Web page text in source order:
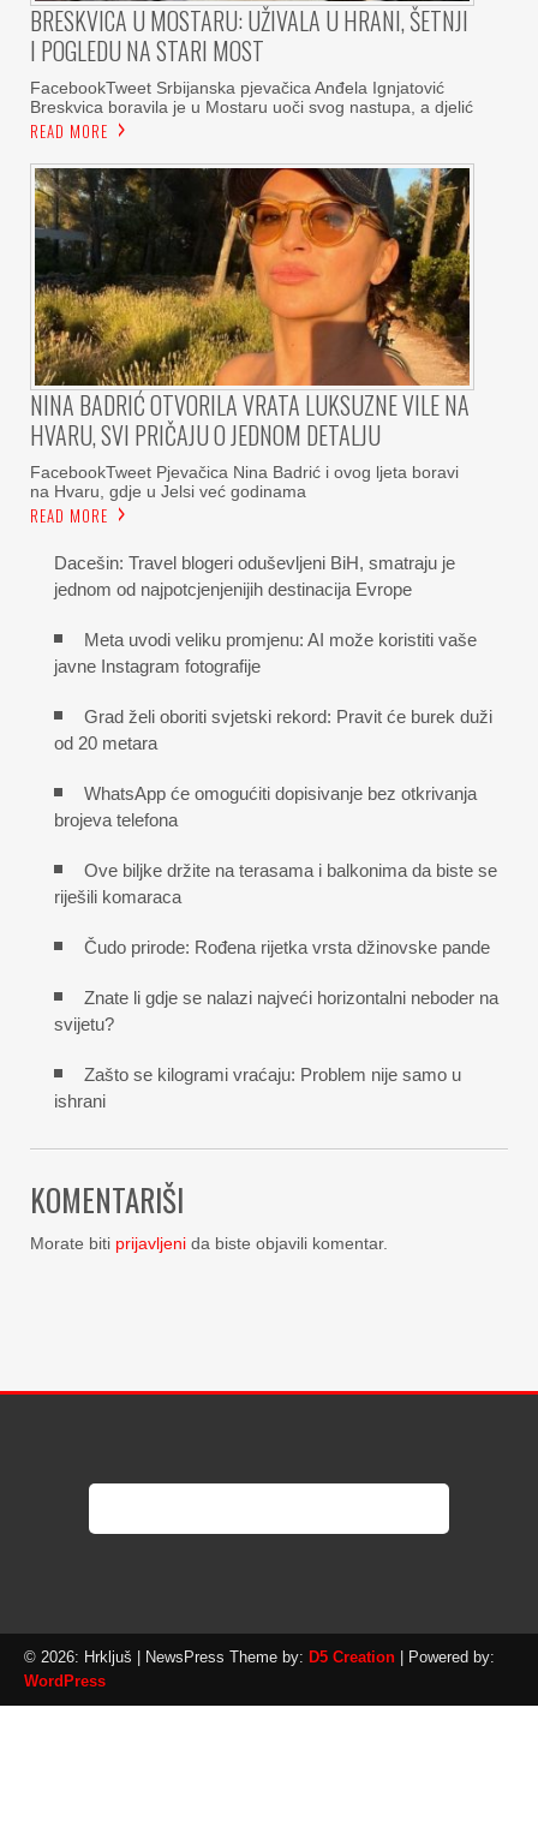
BRESKVICA U MOSTARU: UŽIVALA U HRANI, ŠETNJI
I POGLEDU NA STARI MOST
FacebookTweet Srbijanska pjevačica Anđela Ignjatović
Breskvica boravila je u Mostaru uoči svog nastupa, a djelić
READ MORE
NINA BADRIĆ OTVORILA VRATA LUKSUZNE VILE NA
HVARU, SVI PRIČAJU O JEDNOM DETALJU
FacebookTweet Pjevačica Nina Badrić i ovog ljeta boravi
na Hvaru, gdje u Jelsi već godinama
READ MORE
Dacešin: Travel blogeri oduševljeni BiH, smatraju je
jednom od najpotcjenjenijih destinacija Evrope
Meta uvodi veliku promjenu: AI može koristiti vaše
javne Instagram fotografije
Grad želi oboriti svjetski rekord: Pravit će burek duži
od 20 metara
WhatsApp će omogućiti dopisivanje bez otkrivanja
brojeva telefona
Ove biljke držite na terasama i balkonima da biste se
riješili komaraca
Čudo prirode: Rođena rijetka vrsta džinovske pande
Znate li gdje se nalazi najveći horizontalni neboder na
svijetu?
Zašto se kilogrami vraćaju: Problem nije samo u
ishrani
KOMENTARIŠI
Morate biti prijavljeni da biste objavili komentar.
© 2026: Hrkljuš | NewsPress Theme by: D5 Creation | Powered by:
WordPress